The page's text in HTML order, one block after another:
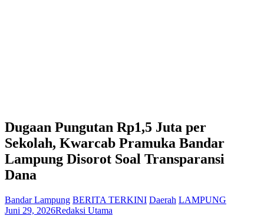
Dugaan Pungutan Rp1,5 Juta per
Sekolah, Kwarcab Pramuka Bandar
Lampung Disorot Soal Transparansi
Dana
Bandar Lampung BERITA TERKINI Daerah LAMPUNG
Juni 29, 2026Redaksi Utama